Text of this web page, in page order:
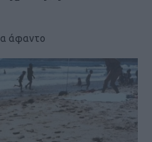
άφαντο